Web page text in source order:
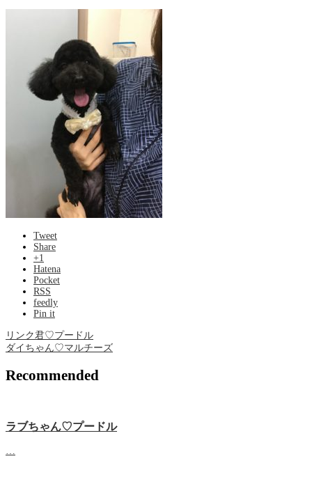
Tweet
Share
+1
Hatena
Pocket
RSS
feedly
Pin it
リンク君♡プードル
ダイちゃん♡マルチーズ
Recommended
ラブちゃん♡プードル